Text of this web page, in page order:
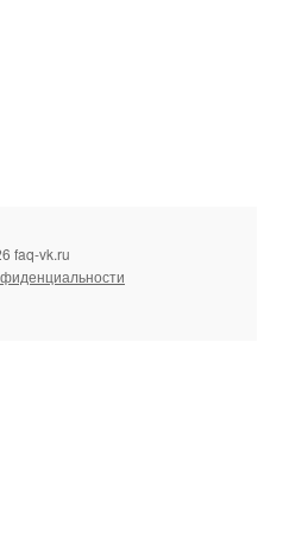
faq-vk.ru